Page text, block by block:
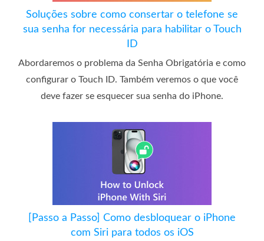
Soluções sobre como consertar o telefone se
sua senha for necessária para habilitar o Touch
ID
Abordaremos o problema da Senha Obrigatória e como
configurar o Touch ID. Também veremos o que você
deve fazer se esquecer sua senha do iPhone.
[Passo a Passo] Como desbloquear o iPhone
com Siri para todos os iOS